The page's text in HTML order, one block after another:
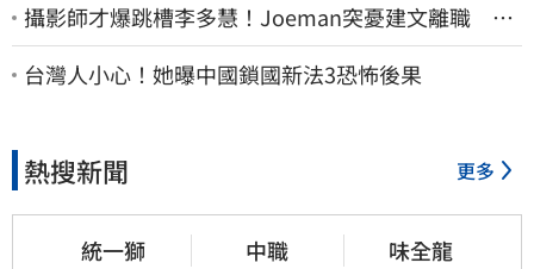
攝影師才爆跳槽李多慧！Joeman突憂建文離職 發
聲「其實我很清楚」
台灣人小心！她曝中國鎖國新法3恐怖後果
熱搜新聞 更多
統一獅 中職 味全龍